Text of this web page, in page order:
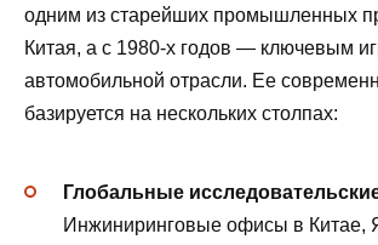
одним из старейших промышленных
Китая, а с 1980-х годов — ключевым
автомобильной отрасли. Ее
базируется на нескольких столпах:
Глобальные
Инжиниринговые офисы в Китае,